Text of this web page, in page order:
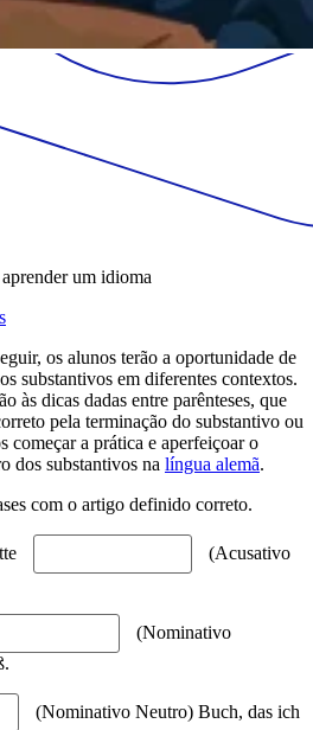
um idioma
os alunos terão a oportunidade de
substantivos em diferentes contextos.
às dicas dadas entre parênteses, que
pela terminação do substantivo ou
começar a prática e aperfeiçoar o
dos substantivos na língua alemã.
com o artigo definido correto.
(Acusativo
(Nominativo
(Nominativo Neutro) Buch, das ich